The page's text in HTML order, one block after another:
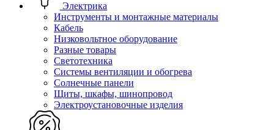
Электрика
Инструменты и монтажные материалы
Кабель
Низковольтное оборудование
Разные товары
Светотехника
Системы вентиляции и обогрева
Солнечные панели
Щиты, шкафы, шинопровод
Электроустановочные изделия